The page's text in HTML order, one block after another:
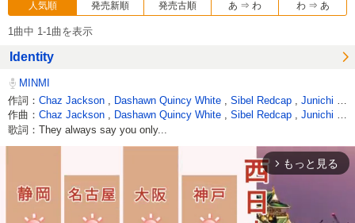
人気順 発売新順 発売古順 あ ⇒ わ わ ⇒ あ
1曲中 1-1曲を表示
Identity
MINMI
作詞： Chaz Jackson Dashawn Quincy White Sibel Redcap
Junichi Hoshino
作曲： Chaz Jackson Dashawn Quincy White Sibel Redcap Junichi Hoshino
歌詞：They always say you only...
arrow_forward_ios もっと見る